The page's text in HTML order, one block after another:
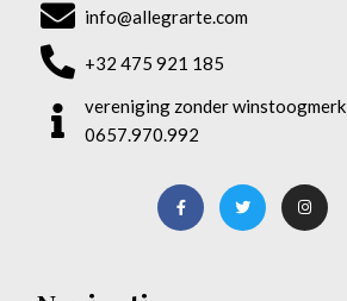
info@allegrarte.com
+32 475 921 185
vereniging zonder winstoogmerk
0657.970.992